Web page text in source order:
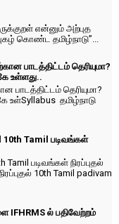
என்னும் அற்புத
கொண்ட தமிழ்நாடு”...
பாடத்திட்டம் தெரியுமா?
உள்ளது..
பாடத்திட்டம் தெரியுமா?
உள்Syllabus தமிழ்நாடு
Tamil படிவங்கள்
Tamil படிவங்கள் நிரப்புதல்
10th Tamil padivam
IFHRMS ல் பதிவேற்றம்